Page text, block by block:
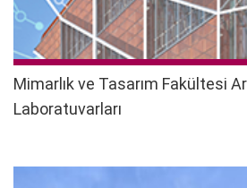
Mimarlık ve Tasarım Fakültesi
Laboratuvarları